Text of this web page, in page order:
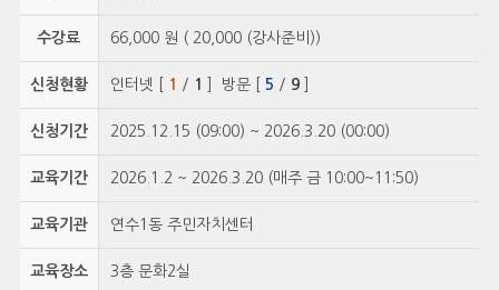
수강료 66,000 원 ( 20,000 (강사준비))
신청현황 인터넷 [ 1 / 1 ] 방문 [ 5 / 9]
신청기간 2025.12.15 (09:00) ~ 2026.3.20 (00:00)
교육기간 2026.1.2 ~ 2026.3.20 (매주 금 10:00~11:50)
교육기관 연수1동 주민자치센터
교육장소 3층 문화2실